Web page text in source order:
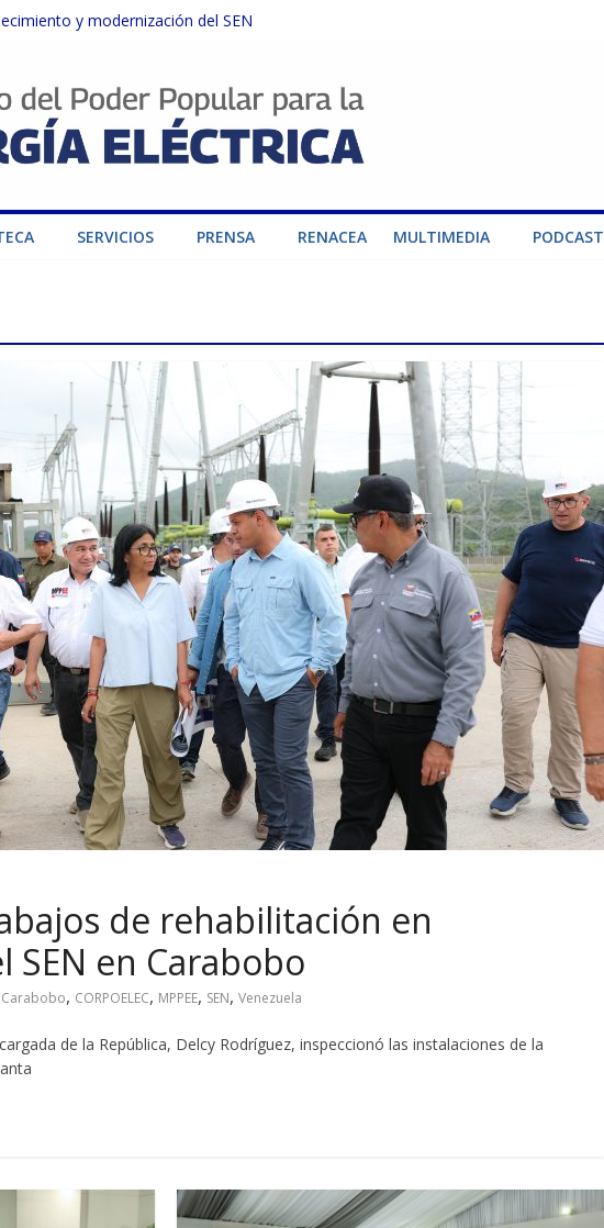
y modernización del SEN
en instalaciones del SEN en Carabobo
para fortalecer el SEN ante el fenómeno de El Niño
de su capacidad de generación para fortalecer el SEN
sector eléctrico por su heroica labor tras el doble sismo del 24-J
SERVICIOS PRENSA RENACEA MULTIMEDIA PODCAST
de rehabilitación en
SEN en Carabobo
Carabobo, CORPOELEC, MPPEE, SEN, Venezuela
de la República, Delcy Rodríguez, inspeccionó las instalaciones de la